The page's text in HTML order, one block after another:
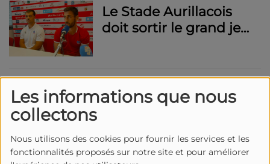
Les informations que nous
collectons
Nous utilisons des cookies pour fournir les services et les
fonctionnalités proposés sur notre site et pour améliorer
Le Stade Aurillacois
doit sortir le grand jeu
Le Stade Aurillacois à
Colomiers demain
points perdus à Jean
Alric